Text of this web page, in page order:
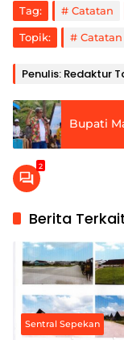
Tag: Catatan
Topik:
Penulis: Redaktur
Bupati
2
Berita
Sentral Sepekan